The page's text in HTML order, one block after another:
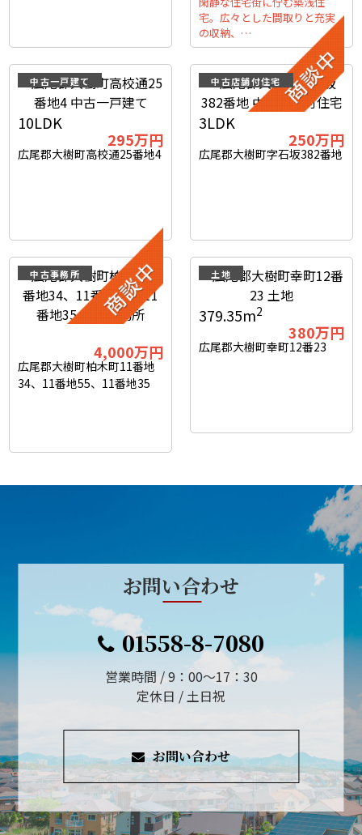
宅。広々とした間取りと充実
の収納、…
中古一戸建て
10LDK
295万円
広尾郡大樹町高校通25番地4
中古店舗付住宅
3LDK
250万円
広尾郡大樹町字石坂382番地
中古事務所
4,000万円
広尾郡大樹町柏木町11番地
34、11番地55、11番地35
土地
379.35m2
380万円
広尾郡大樹町幸町12番23
お問い合わせ
01558-8-7080
営業時間 / 9：00～17：30
定休日 / 土日祝
お問い合わせ